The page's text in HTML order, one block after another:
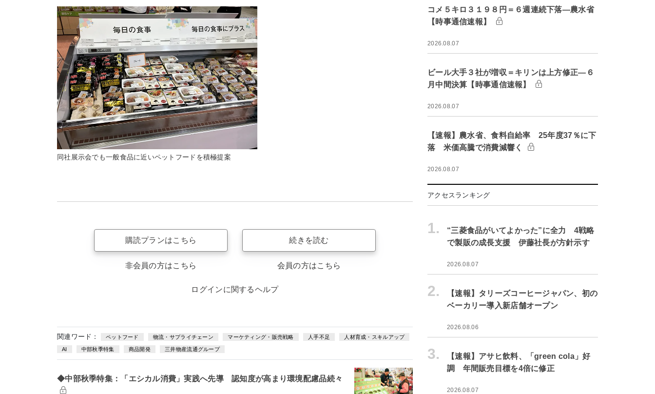
同社展示会でも一般食品に近いペットフードを積極提案
購読プランはこちら
非会員の方はこちら
続きを読む
会員の方はこちら
ログインに関するヘルプ
関連ワード： ペットフード 物流・サプライチェーン マーケティング・販売戦略 人手不足 人材育成・スキルアップ
AI 中部秋季特集 商品開発 三井物産流通グループ
◆中部秋季特集：「エシカル消費」実践へ先導 認知度が高まり環境配慮品続々
コメ５キロ３１９８円＝６週連続下落―農水省
【時事通信速報】
2026.08.07
ビール大手３社が増収＝キリンは上方修正―６
月中間決算【時事通信速報】
2026.08.07
【速報】農水省、食料自給率 25年度37％に下
落 米価高騰で消費減響く
2026.08.07
アクセスランキング
1.
“三菱食品がいてよかった”に全力 4戦略
で製販の成長支援 伊藤社長が方針示す
2026.08.07
2.
【速報】タリーズコーヒージャパン、初の
ベーカリー導入新店舗オープン
2026.08.06
3.
【速報】アサヒ飲料、「green cola」好
調 年間販売目標を4倍に修正
2026.08.07